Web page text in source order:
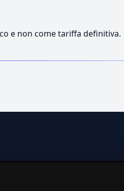
e non come tariffa definitiva.